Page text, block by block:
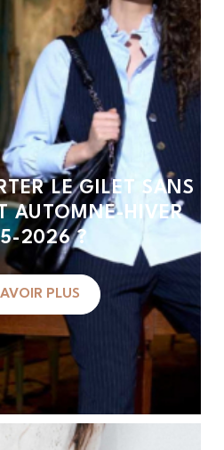
LE GILET SANS
AUTOMNE-HIVER
2026 ?
PLUS